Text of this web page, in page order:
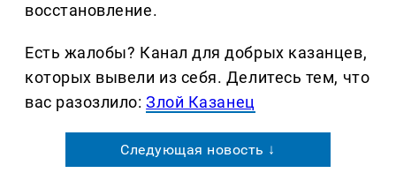
восстановление.
Есть жалобы? Канал для добрых казанцев,
которых вывели из себя. Делитеcь тем, что
вас разозлило:Злой Казанец
Следующая новость ↓